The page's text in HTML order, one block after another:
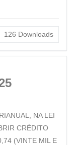
126 Downloads
NA LEI
CRÉDITO
(VINTE MIL E